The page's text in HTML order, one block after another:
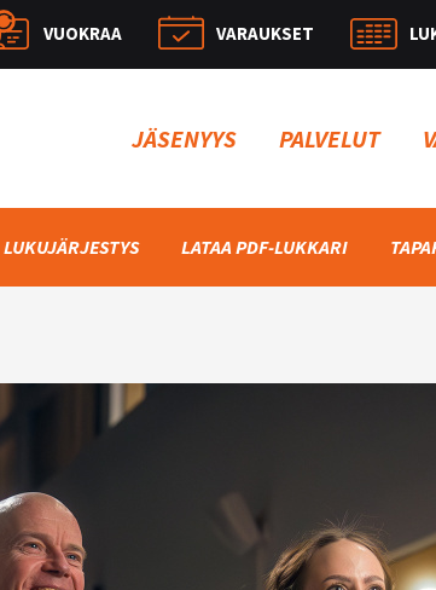
VUOKRAA VARAUKSET
JÄSENYYS PALVELUT
LUKUJÄRJESTYS LATAA PDF-LUKKARI